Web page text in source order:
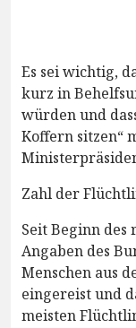
Es sei wichtig,
kurz in
würden und
Koffern sitzen“
Zahl der
Seit Beginn des
Angaben des
Menschen aus
eingereist und
meisten